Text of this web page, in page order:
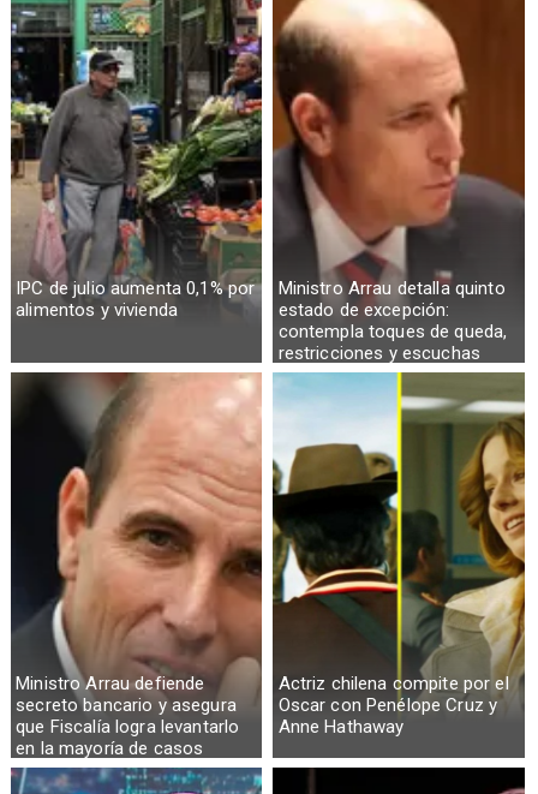
IPC de julio aumenta 0,1% por
alimentos y vivienda
Ministro Arrau detalla quinto
estado de excepción:
contempla toques de queda,
restricciones y escuchas
telefónicas en zonas críticas
Ministro Arrau defiende
secreto bancario y asegura
que Fiscalía logra levantarlo
en la mayoría de casos
Actriz chilena compite por el
Oscar con Penélope Cruz y
Anne Hathaway